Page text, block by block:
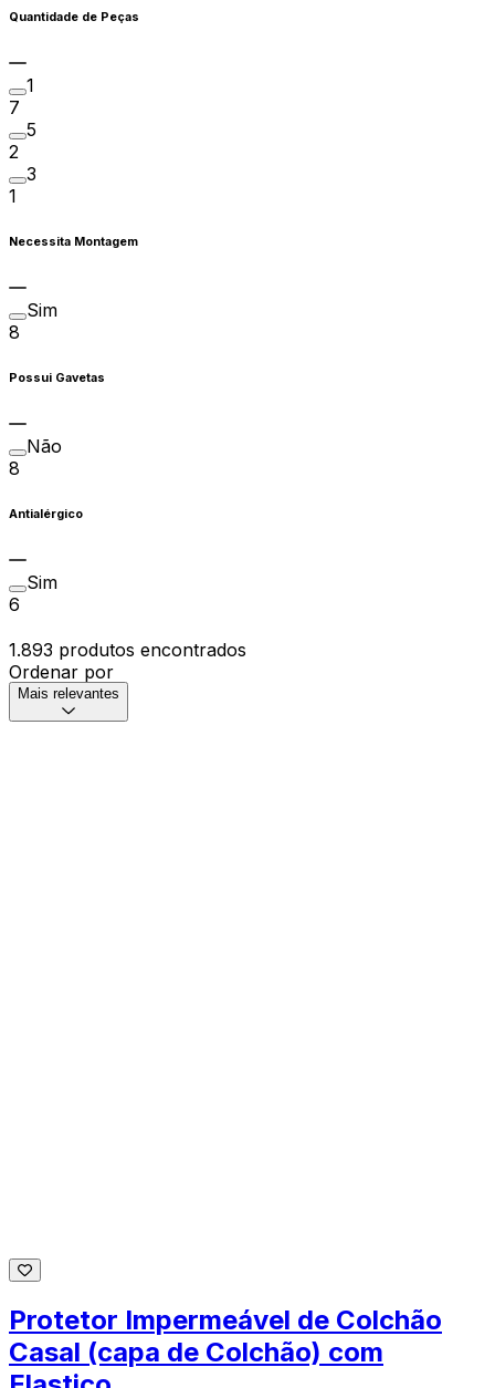
Quantidade de Peças
1
7
5
2
3
1
Necessita Montagem
Sim
8
Possui Gavetas
Não
8
Antialérgico
Sim
6
1.893 produtos encontrados
Ordenar por
Mais relevantes
Protetor Impermeável de Colchão
Casal (capa de Colchão) com